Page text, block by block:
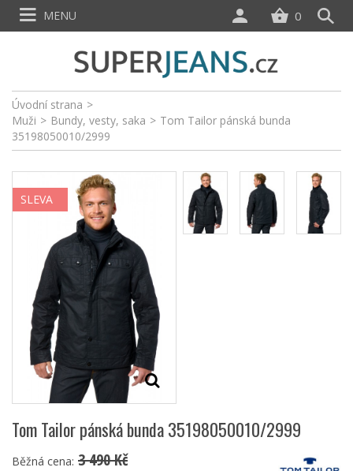
Úvodní strana >
Muži > Bundy, vesty, saka > Tom Tailor pánská bunda
35198050010/2999
SLEVA
Tom Tailor pánská bunda 35198050010/2999
Běžná cena: 3 490 Kč
0
MENU